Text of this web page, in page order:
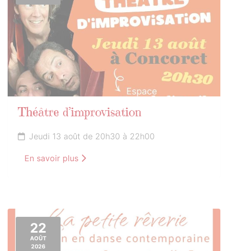
Théâtre d’improvisation
Jeudi 13 août de 20h30 à 22h00
En savoir plus
22
AOÛT
2026